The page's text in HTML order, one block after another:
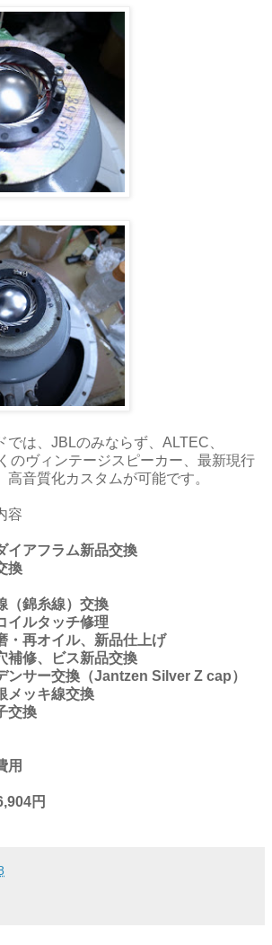
では、JBLのみならず、ALTEC、
のヴィンテージスピーカー、最新現行
高音質化カスタムが可能です。
容
イアフラム新品交換
換
（錦糸線）交換
イルタッチ修理
・再オイル、新品仕上げ
補修、ビス新品交換
ンサー交換（Jantzen Silver Z cap）
メッキ線交換
交換
用
円